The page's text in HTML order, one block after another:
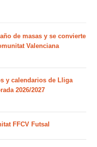
de masas y se convierte
Valenciana
y calendarios de Lliga
2026/2027
FFCV Futsal